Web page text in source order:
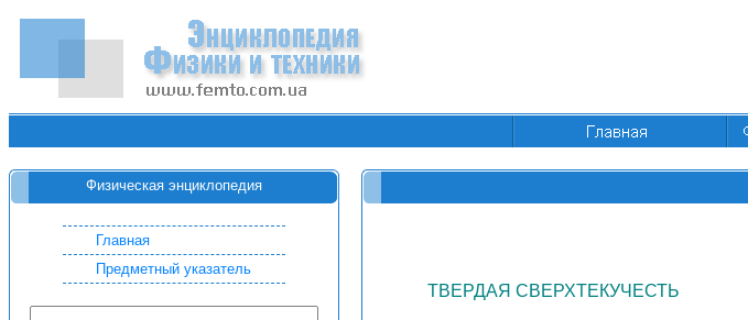
Физическая энциклопедия
Главная
Предметный указатель
ТВЕРДАЯ СВЕРХТЕКУЧЕСТЬ